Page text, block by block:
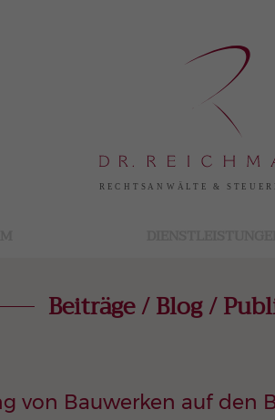
Beiträge / Blog /
von Bauwerken auf den